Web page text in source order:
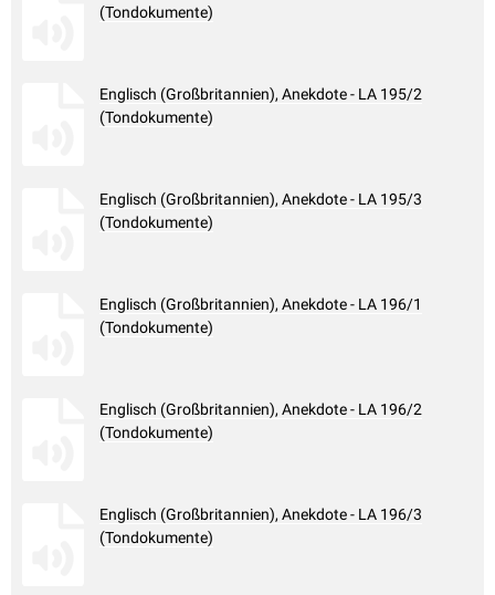
(Tondokumente)
Englisch (Großbritannien), Anekdote - LA 195/2
(Tondokumente)
Englisch (Großbritannien), Anekdote - LA 195/3
(Tondokumente)
Englisch (Großbritannien), Anekdote - LA 196/1
(Tondokumente)
Englisch (Großbritannien), Anekdote - LA 196/2
(Tondokumente)
Englisch (Großbritannien), Anekdote - LA 196/3
(Tondokumente)